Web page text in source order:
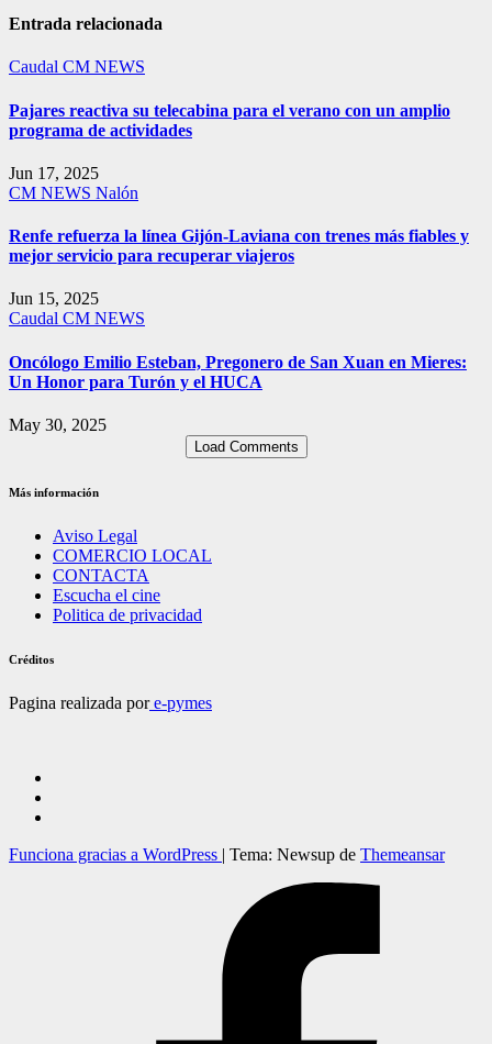
Entrada relacionada
Caudal CM NEWS
Pajares reactiva su telecabina para el verano con un amplio
programa de actividades
Jun 17, 2025
CM NEWS Nalón
Renfe refuerza la línea Gijón-Laviana con trenes más fiables y
mejor servicio para recuperar viajeros
Jun 15, 2025
Caudal CM NEWS
Oncólogo Emilio Esteban, Pregonero de San Xuan en Mieres:
Un Honor para Turón y el HUCA
May 30, 2025
Load Comments
Más información
Aviso Legal
COMERCIO LOCAL
CONTACTA
Escucha el cine
Politica de privacidad
Créditos
Pagina realizada pore-pymes
Funciona gracias a WordPress | Tema: Newsup de Themeansar